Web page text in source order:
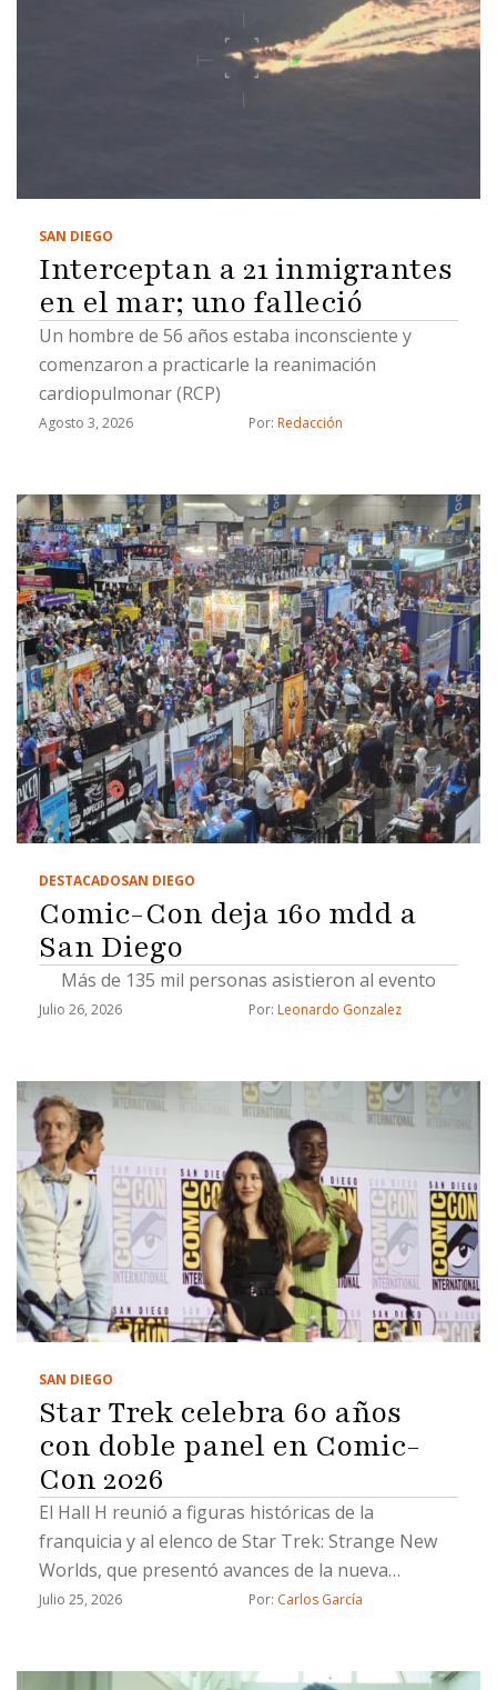
SAN DIEGO
Interceptan a 21 inmigrantes
en el mar; uno falleció
Un hombre de 56 años estaba inconsciente y
comenzaron a practicarle la reanimación
cardiopulmonar (RCP)
Agosto 3, 2026 Por: Redacción
DESTACADOSAN DIEGO
Comic-Con deja 160 mdd a
San Diego
Más de 135 mil personas asistieron al evento
Julio 26, 2026 Por: Leonardo Gonzalez
SAN DIEGO
Star Trek celebra 60 años
con doble panel en Comic-
Con 2026
El Hall H reunió a figuras históricas de la
franquicia y al elenco de Star Trek: Strange New
Worlds, que presentó avances de la nueva
temporada durante la San Diego Comic-Con 2026
Julio 25, 2026 Por: Carlos García